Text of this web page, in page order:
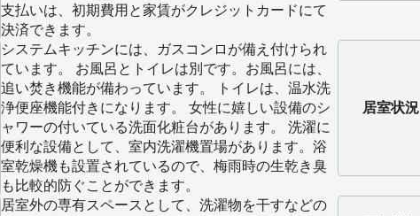
支払いは、初期費用と家賃がクレジットカードにて
決済できます。
システムキッチンには、ガスコンロが備え付けられ
ています。 お風呂とトイレは別です。お風呂には、
追い焚き機能が備わっています。 トイレは、温水洗
浄便座機能付きになります。 女性に嬉しい設備のシ
ャワーの付いている洗面化粧台があります。 洗濯に
便利な設備として、室内洗濯機置場があります。浴
室乾燥機も設置されているので、梅雨時の生乾き臭
も比較的防ぐことができます。
居室状況
居室外の専有スペースとして、洗濯物を干すなどの